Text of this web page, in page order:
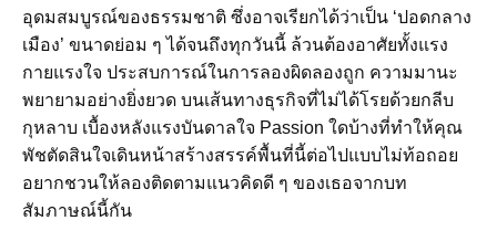
อุดมสมบูรณ์ของธรรมชาติ ซึ่งอาจเรียกได้ว่าเป็น ‘ปอดกลาง
เมือง’ ขนาดย่อม ๆ ได้จนถึงทุกวันนี้ ล้วนต้องอาศัยทั้งแรง
กายแรงใจ ประสบการณ์ในการลองผิดลองถูก ความมานะ
พยายามอย่างยิ่งยวด บนเส้นทางธุรกิจที่ไม่ได้โรยด้วยกลีบ
กุหลาบ เบื้องหลังแรงบันดาลใจ Passion ใดบ้างที่ทำให้คุณ
พัชตัดสินใจเดินหน้าสร้างสรรค์พื้นที่นี้ต่อไปแบบไม่ท้อถอย
อยากชวนให้ลองติดตามแนวคิดดี ๆ ของเธอจากบท
สัมภาษณ์นี้กัน